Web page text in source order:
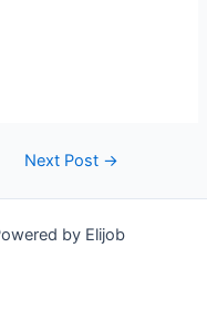
Next Post →
by Elijob